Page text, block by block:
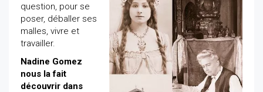
question, pour se
poser, déballer ses
malles, vivre et
travailler.
Nadine Gomez
nous la fait
découvrir dans